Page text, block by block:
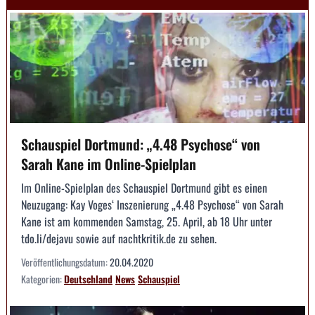
Schauspiel Dortmund: „4.48 Psychose“ von
Sarah Kane im Online-Spielplan
Im Online-Spielplan des Schauspiel Dortmund gibt es einen
Neuzugang: Kay Voges‘ Inszenierung „4.48 Psychose“ von Sarah
Kane ist am kommenden Samstag, 25. April, ab 18 Uhr unter
tdo.li/dejavu sowie auf nachtkritik.de zu sehen.
Veröffentlichungsdatum:20.04.2020
Kategorien:DeutschlandNewsSchauspiel